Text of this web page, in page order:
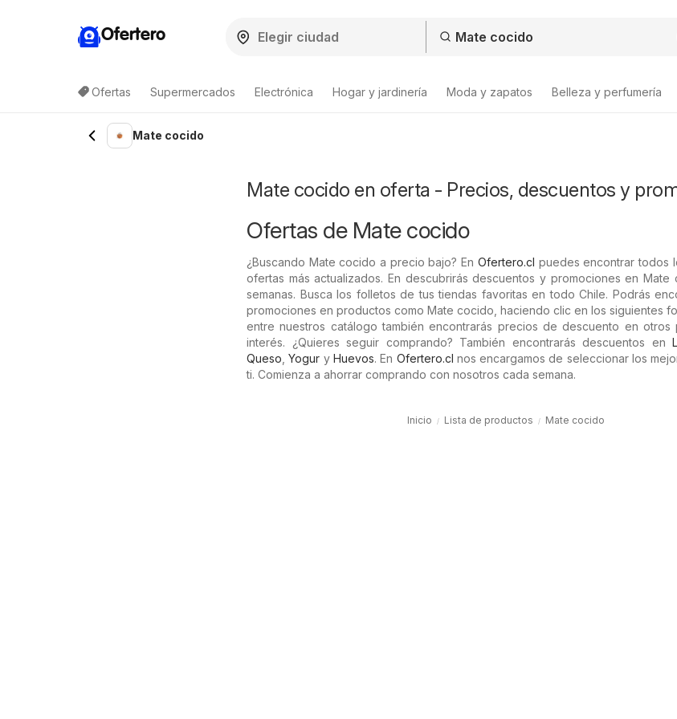
Ofertero
Ofertas Supermercados Electrónica Hogar y jardinería Moda y zapatos Belleza y perfumería
Lista de productos
Mate cocido
Mate cocido en oferta - Precios, descuentos y
Ofertas de Mate cocido
¿Buscando Mate cocido a precio bajo? En Ofertero.cl puedes encontrar todos
ofertas más actualizados. En descubrirás descuentos y promociones en Mate
semanas. Busca los folletos de tus tiendas favoritas en todo Chile. Podrás
promociones en productos como Mate cocido, haciendo clic en los siguientes
entre nuestros catálogo también encontrarás precios de descuento en otros
interés. ¿Quieres seguir comprando? También encontrarás descuentos en
Queso ,Yogur y Huevos. En Ofertero.cl nos encargamos de seleccionar los
ti. Comienza a ahorrar comprando con nosotros cada semana.
Inicio Lista de productos Mate cocido